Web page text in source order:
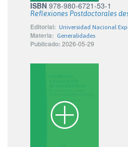
ISBN 978-980-6721-53-1
Reflexiones Postdoctorales
Editorial: Universidad Nacional
Materia: Generalidades
Publicado: 2026-05-29